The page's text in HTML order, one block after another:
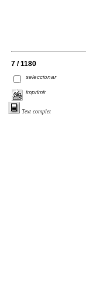
7 / 1180
seleccionar
imprimir
Text complet